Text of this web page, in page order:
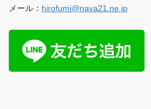
メール： hirofumi@nava21.ne.jp